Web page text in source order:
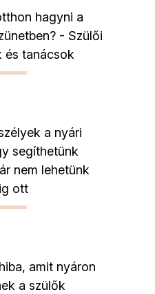
hagyni a
- Szülői
és tanácsok
a nyári
segíthetünk
nem lehetünk
ott
amit nyáron
a szülők